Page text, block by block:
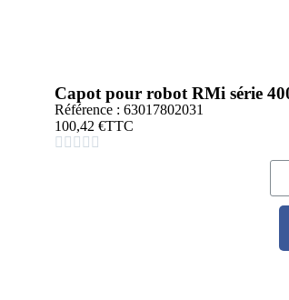
Capot pour robot RMi série
Référence : 63017802031
100,42 €TTC
    